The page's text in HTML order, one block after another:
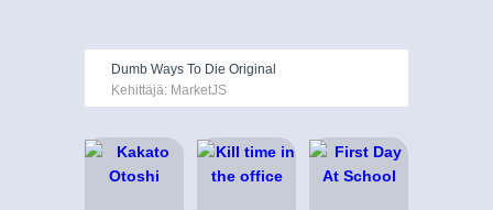
Dumb Ways To Die Original
Kehittäjä: MarketJS